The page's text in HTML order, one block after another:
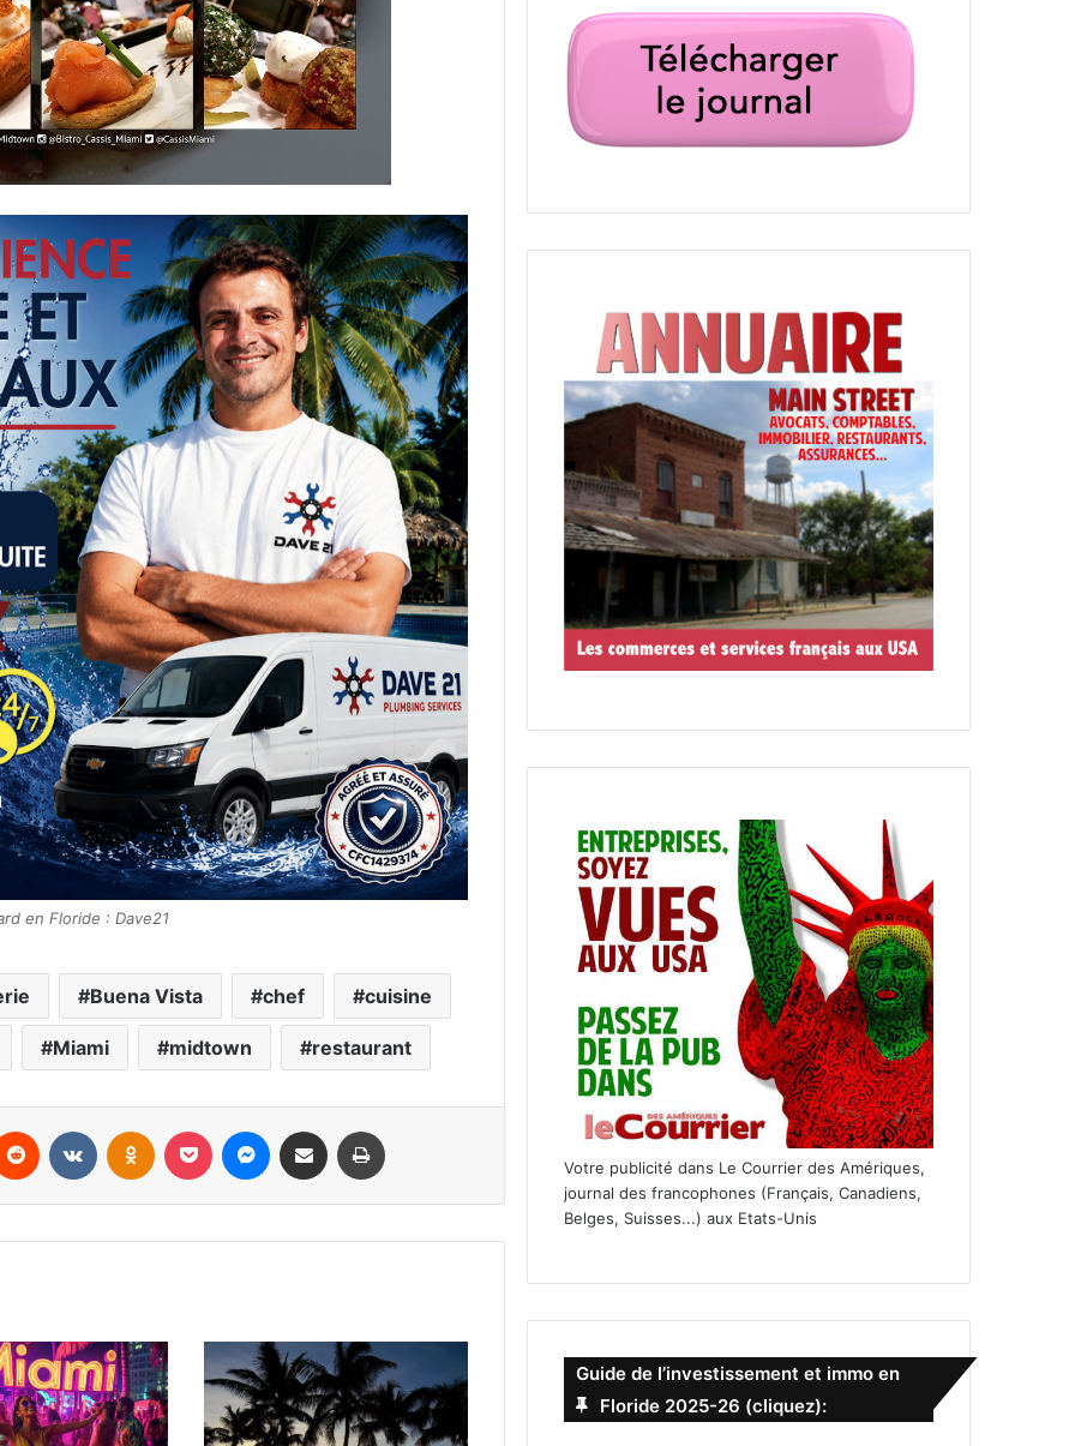
en Floride : Dave21
Buena Vista chef cuisine
Miami midtown restaurant
Votre publicité dans Le Courrier des Amériques,
journal des francophones (Français, Canadiens,
Belges, Suisses...) aux Etats-Unis
Guide de l’investissement et immo en
Floride 2025-26 (cliquez):